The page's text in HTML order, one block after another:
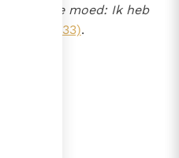
Hebt goede moed: Ik heb
(Joh. 16, 33).